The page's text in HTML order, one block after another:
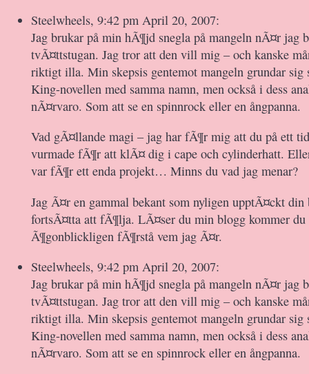
Steelwheels, 9:42 pm April 20, 2007:
Jag brukar på min hÃ¶jd snegla på mangeln nÃ¤r jag
tvÃ¤ttstugan. Jag tror att den vill mig – och kanske
riktigt illa. Min skepsis gentemot mangeln grundar sig
King-novellen med samma namn, men också i dess
nÃ¤rvaro. Som att se en spinnrock eller en ångpanna.
Vad gÃ¤llande magi – jag har fÃ¶r mig att du på ett
vurmade fÃ¶r att klÃ¤ dig i cape och cylinderhatt.
var fÃ¶r ett enda projekt… Minns du vad jag menar?
Jag Ã¤r en gammal bekant som nyligen upptÃ¤ckt
fortsÃ¤tta att fÃ¶lja. LÃ¤ser du min blogg kommer du
Ã¶gonblickligen fÃ¶rstå vem jag Ã¤r.
Steelwheels, 9:42 pm April 20, 2007:
Jag brukar på min hÃ¶jd snegla på mangeln nÃ¤r jag
tvÃ¤ttstugan. Jag tror att den vill mig – och kanske
riktigt illa. Min skepsis gentemot mangeln grundar sig
King-novellen med samma namn, men också i dess
nÃ¤rvaro. Som att se en spinnrock eller en ångpanna.